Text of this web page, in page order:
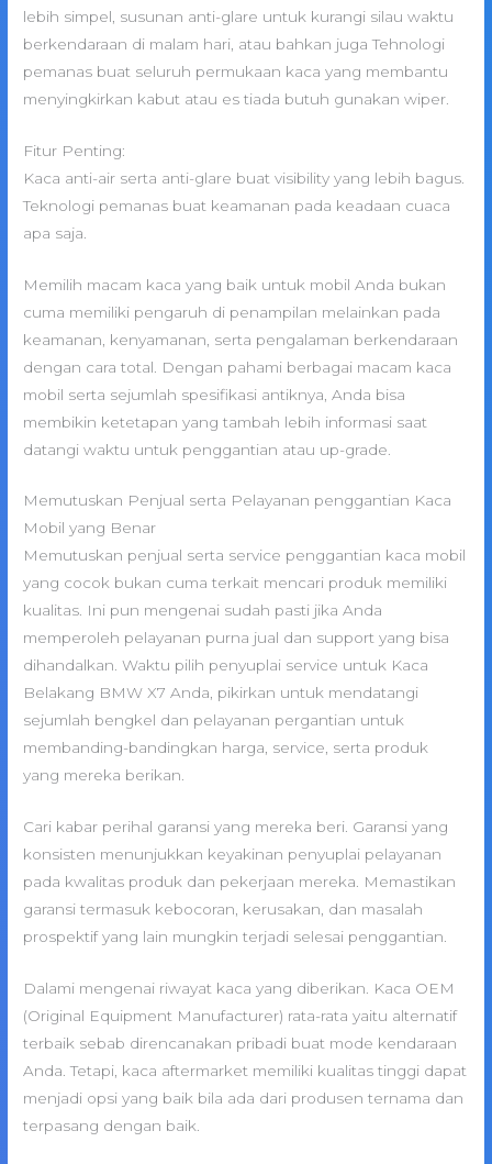
lebih simpel, susunan anti-glare untuk kurangi silau waktu
berkendaraan di malam hari, atau bahkan juga Tehnologi
pemanas buat seluruh permukaan kaca yang membantu
menyingkirkan kabut atau es tiada butuh gunakan wiper.
Fitur Penting:
Kaca anti-air serta anti-glare buat visibility yang lebih bagus.
Teknologi pemanas buat keamanan pada keadaan cuaca
apa saja.
Memilih macam kaca yang baik untuk mobil Anda bukan
cuma memiliki pengaruh di penampilan melainkan pada
keamanan, kenyamanan, serta pengalaman berkendaraan
dengan cara total. Dengan pahami berbagai macam kaca
mobil serta sejumlah spesifikasi antiknya, Anda bisa
membikin ketetapan yang tambah lebih informasi saat
datangi waktu untuk penggantian atau up-grade.
Memutuskan Penjual serta Pelayanan penggantian Kaca
Mobil yang Benar
Memutuskan penjual serta service penggantian kaca mobil
yang cocok bukan cuma terkait mencari produk memiliki
kualitas. Ini pun mengenai sudah pasti jika Anda
memperoleh pelayanan purna jual dan support yang bisa
dihandalkan. Waktu pilih penyuplai service untuk Kaca
Belakang BMW X7 Anda, pikirkan untuk mendatangi
sejumlah bengkel dan pelayanan pergantian untuk
membanding-bandingkan harga, service, serta produk
yang mereka berikan.
Cari kabar perihal garansi yang mereka beri. Garansi yang
konsisten menunjukkan keyakinan penyuplai pelayanan
pada kwalitas produk dan pekerjaan mereka. Memastikan
garansi termasuk kebocoran, kerusakan, dan masalah
prospektif yang lain mungkin terjadi selesai penggantian.
Dalami mengenai riwayat kaca yang diberikan. Kaca OEM
(Original Equipment Manufacturer) rata-rata yaitu alternatif
terbaik sebab direncanakan pribadi buat mode kendaraan
Anda. Tetapi, kaca aftermarket memiliki kualitas tinggi dapat
menjadi opsi yang baik bila ada dari produsen ternama dan
terpasang dengan baik.